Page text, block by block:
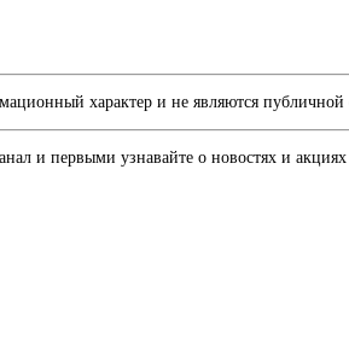
характер и не являются публичной
и первыми узнавайте о новостях и